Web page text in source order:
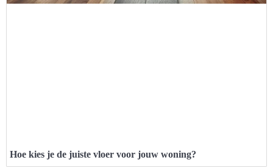
Hoe kies je de juiste vloer voor jouw woning?